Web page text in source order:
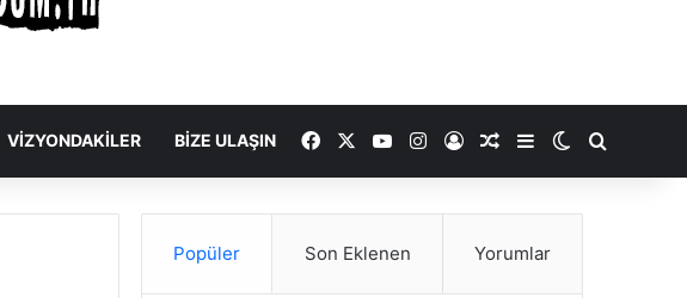
VIZYONDAKILER BIZE ULAŞIN FacebookYouTubeInstagram
Kayıt OlRastgele Makale
Kenar Bölmesi
Dış
Popüler Son Eklenen Yorumlar